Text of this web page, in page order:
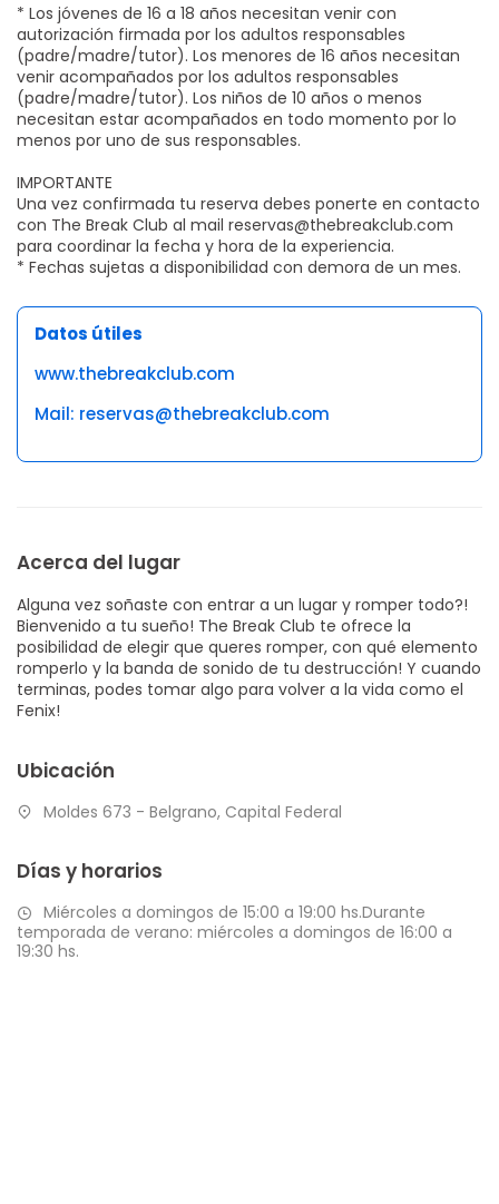
* Los jóvenes de 16 a 18 años necesitan venir con
autorización firmada por los adultos responsables
(padre/madre/tutor). Los menores de 16 años necesitan
venir acompañados por los adultos responsables
(padre/madre/tutor). Los niños de 10 años o menos
necesitan estar acompañados en todo momento por lo
menos por uno de sus responsables.
IMPORTANTE
Una vez confirmada tu reserva debes ponerte en contacto
con The Break Club al mail reservas@thebreakclub.com
para coordinar la fecha y hora de la experiencia.
* Fechas sujetas a disponibilidad con demora de un mes.
Datos útiles
www.thebreakclub.com
Mail: reservas@thebreakclub.com
Acerca del lugar
Alguna vez soñaste con entrar a un lugar y romper todo?!
Bienvenido a tu sueño! The Break Club te ofrece la
posibilidad de elegir que queres romper, con qué elemento
romperlo y la banda de sonido de tu destrucción! Y cuando
terminas, podes tomar algo para volver a la vida como el
Fenix!
Ubicación
Moldes 673 - Belgrano, Capital Federal
Días y horarios
Miércoles a domingos de 15:00 a 19:00 hs.Durante
temporada de verano: miércoles a domingos de 16:00 a
19:30 hs.